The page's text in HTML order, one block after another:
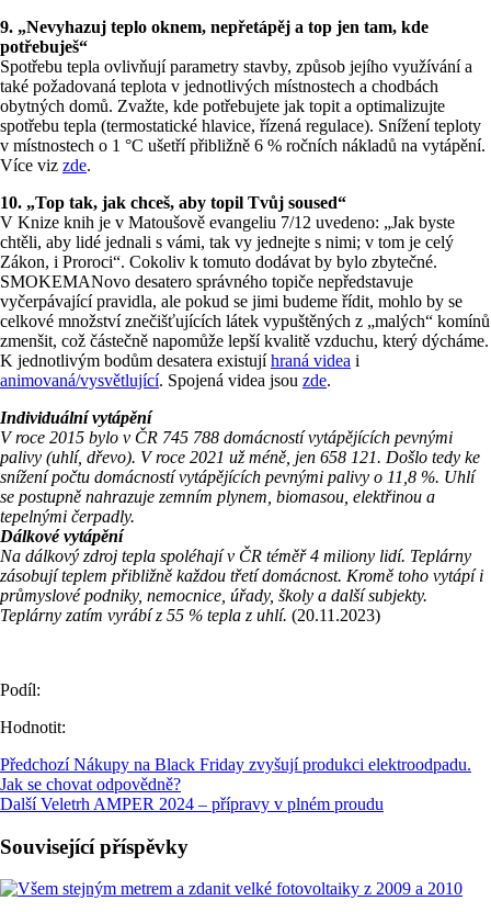
9. „Nevyhazuj teplo oknem, nepřetápěj a top jen tam, kde
potřebuješ“
Spotřebu tepla ovlivňují parametry stavby, způsob jejího využívání a
také požadovaná teplota v jednotlivých místnostech a chodbách
obytných domů. Zvažte, kde potřebujete jak topit a optimalizujte
spotřebu tepla (termostatické hlavice, řízená regulace). Snížení teploty
v místnostech o 1 °C ušetří přibližně 6 % ročních nákladů na vytápění.
Více viz zde.
10. „Top tak, jak chceš, aby topil Tvůj soused“
V Knize knih je v Matoušově evangeliu 7/12 uvedeno: „Jak byste
chtěli, aby lidé jednali s vámi, tak vy jednejte s nimi; v tom je celý
Zákon, i Proroci“. Cokoliv k tomuto dodávat by bylo zbytečné.
SMOKEMANovo desatero správného topiče nepředstavuje
vyčerpávající pravidla, ale pokud se jimi budeme řídit, mohlo by se
celkové množství znečišťujících látek vypuštěných z „malých“ komínů
zmenšit, což částečně napomůže lepší kvalitě vzduchu, který dýcháme.
K jednotlivým bodům desatera existujíhraná videa i
animovaná/vysvětlující. Spojená videa jsou zde.
Individuální vytápění
V roce 2015 bylo v ČR 745 788 domácností vytápějících pevnými
palivy (uhlí, dřevo). V roce 2021 už méně, jen 658 121. Došlo tedy ke
snížení počtu domácností vytápějících pevnými palivy o 11,8 %. Uhlí
se postupně nahrazuje zemním plynem, biomasou, elektřinou a
tepelnými čerpadly.
Dálkové vytápění
Na dálkový zdroj tepla spoléhají v ČR téměř 4 miliony lidí. Teplárny
zásobují teplem přibližně každou třetí domácnost. Kromě toho vytápí i
průmyslové podniky, nemocnice, úřady, školy a další subjekty.
Teplárny zatím vyrábí z 55 % tepla z uhlí. (20.11.2023)
Podíl:
Hodnotit:
Předchozí Nákupy na Black Friday zvyšují produkci elektroodpadu.
Jak se chovat odpovědně?
Další Veletrh AMPER 2024 – přípravy v plném proudu
Související příspěvky